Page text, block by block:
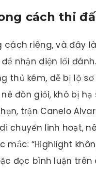
cách thi
cách riêng, và đây
nhận diện lối
thủ kém, dễ bị lộ
đòn giỏi, khó bị
trận Canelo
chuyển linh hoạt,
mắc: “Highlight
đọc bình luận